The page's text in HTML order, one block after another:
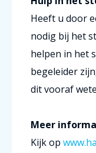
Heeft u door
nodig bij het
helpen in het
begeleider
dit vooraf
Meer
Kijk op